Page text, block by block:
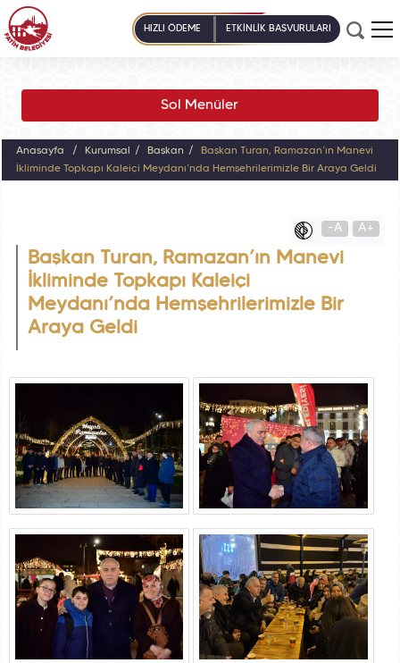
HIZLI ÖDEME ETKİNLİK BAŞVURULARI
Sol Menüler
Anasayfa Kurumsal Başkan
Başkan Turan, Ramazan’ın Manevi
İkliminde Topkapı Kaleiçi Meydanı’nda Hemşehrilerimizle Bir Araya Geldi
-A A+
Başkan Turan, Ramazan’ın Manevi
İkliminde Topkapı Kaleiçi
Meydanı’nda Hemşehrilerimizle Bir
Araya Geldi